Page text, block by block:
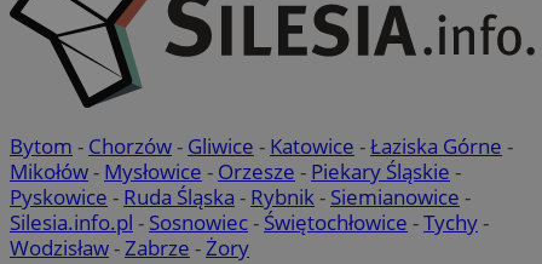
Bytom - Chorzów- Gliwice - Katowice -Łaziska Górne -
Mikołów- Mysłowice - Orzesze - Piekary Śląskie -
Pyskowice - Ruda Śląska - Rybnik- Siemianowice -
Silesia.info.pl - Sosnowiec- Świętochłowice -Tychy-
Wodzisław-Zabrze -Żory